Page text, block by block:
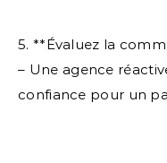
5. **Évaluez la
– Une agence
confiance pour un